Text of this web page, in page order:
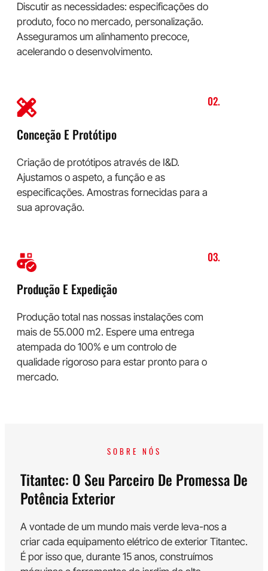
Discutir as necessidades: especificações do
produto, foco no mercado, personalização.
Asseguramos um alinhamento precoce,
acelerando o desenvolvimento.
02.
Conceção E Protótipo
Criação de protótipos através de I&D.
Ajustamos o aspeto, a função e as
especificações. Amostras fornecidas para a
sua aprovação.
03.
Produção E Expedição
Produção total nas nossas instalações com
mais de 55.000 m2. Espere uma entrega
atempada do 100% e um controlo de
qualidade rigoroso para estar pronto para o
mercado.
SOBRE NÓS
Titantec: O Seu Parceiro De Promessa De
Potência Exterior
A vontade de um mundo mais verde leva-nos a
criar cada equipamento elétrico de exterior Titantec.
É por isso que, durante 15 anos, construímos